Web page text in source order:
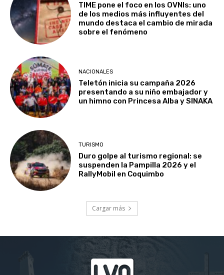
TIME pone el foco en los OVNIs: uno
de los medios más influyentes del
mundo destaca el cambio de mirada
sobre el fenómeno
NACIONALES
Teletón inicia su campaña 2026
presentando a su niño embajador y
un himno con Princesa Alba y SINAKA
TURISMO
Duro golpe al turismo regional: se
suspenden la Pampilla 2026 y el
RallyMobil en Coquimbo
Cargar más